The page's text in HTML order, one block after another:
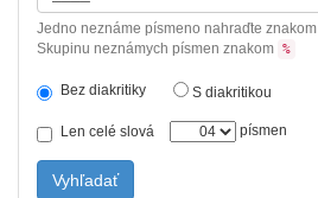
Jedno neznáme písmeno nahraďte znakom
Skupinu neznámych písmen znakom %
Bez diakritiky S diakritikou
Len celé slová písmen
Vyhľadať